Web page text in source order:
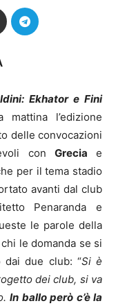
Ekhator e Fini
mattina l’edizione
delle convocazioni
con Grecia e
per il tema stadio
avanti dal club
Penaranda e
le parole della
le domanda se si
dai due club: “Si è
dei club, si va
In ballo però c’è la